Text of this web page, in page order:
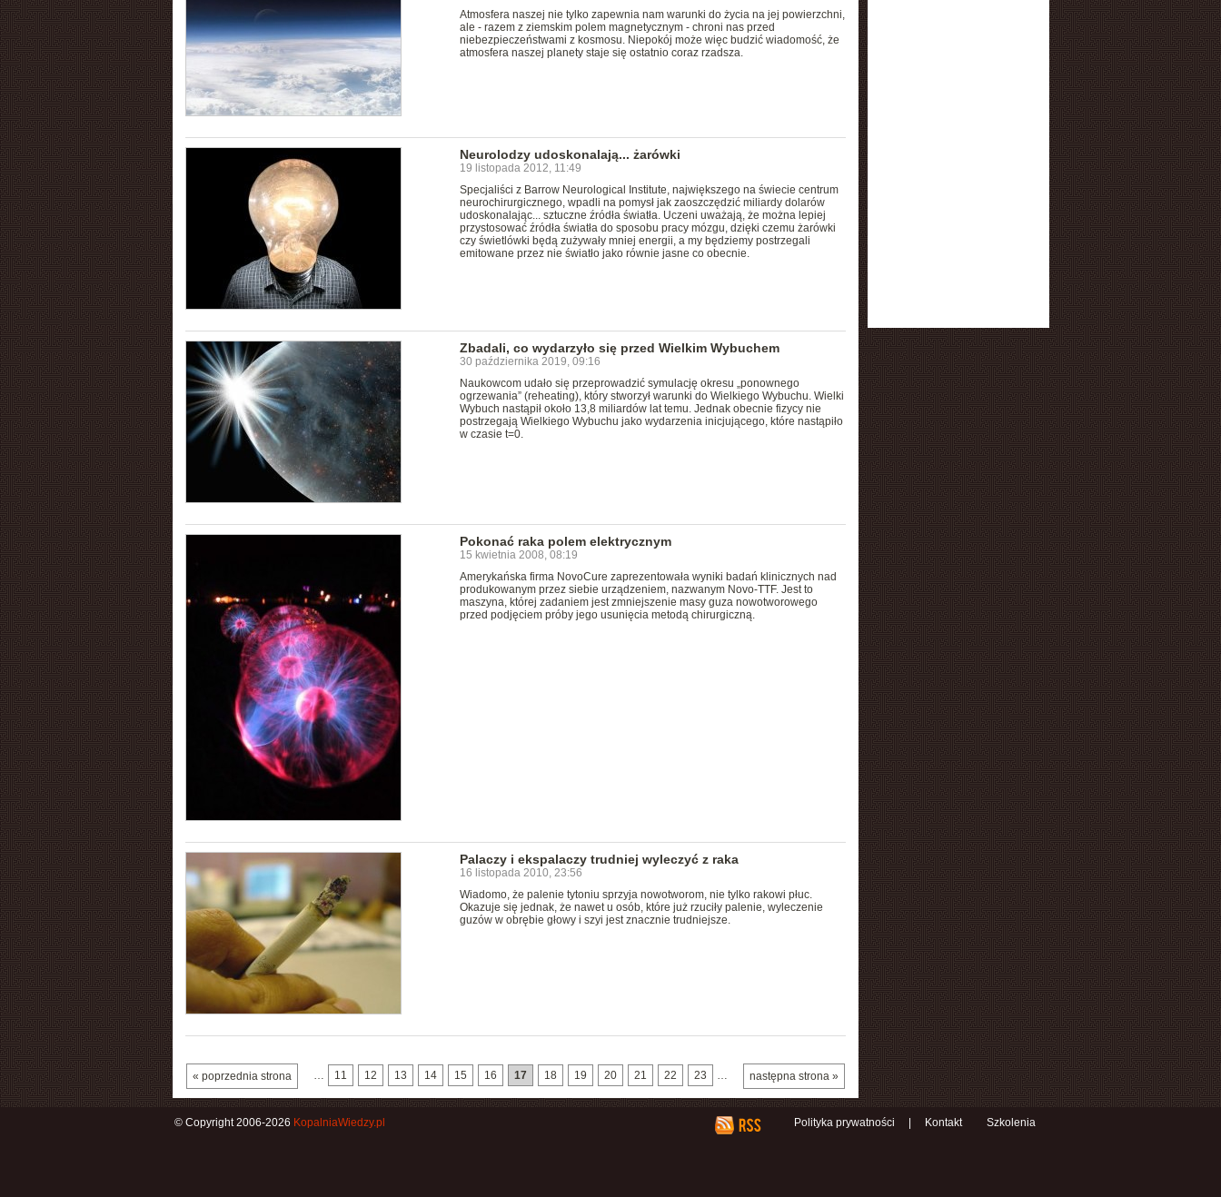
Atmosfera naszej nie tylko zapewnia nam warunki do życia na jej powierzchni,
ale - razem z ziemskim polem magnetycznym - chroni nas przed
niebezpieczeństwami z kosmosu. Niepokój może więc budzić wiadomość, że
atmosfera naszej planety staje się ostatnio coraz rzadsza.
Neurolodzy udoskonalają... żarówki
19 listopada 2012, 11:49
Specjaliści z Barrow Neurological Institute, największego na świecie centrum
neurochirurgicznego, wpadli na pomysł jak zaoszczędzić miliardy dolarów
udoskonalając... sztuczne źródła światła. Uczeni uważają, że można lepiej
przystosować źródła światła do sposobu pracy mózgu, dzięki czemu żarówki
czy świetlówki będą zużywały mniej energii, a my będziemy postrzegali
emitowane przez nie światło jako równie jasne co obecnie.
Zbadali, co wydarzyło się przed Wielkim Wybuchem
30 października 2019, 09:16
Naukowcom udało się przeprowadzić symulację okresu „ponownego
ogrzewania” (reheating), który stworzył warunki do Wielkiego Wybuchu. Wielki
Wybuch nastąpił około 13,8 miliardów lat temu. Jednak obecnie fizycy nie
postrzegają Wielkiego Wybuchu jako wydarzenia inicjującego, które nastąpiło
w czasie t=0.
Pokonać raka polem elektrycznym
15 kwietnia 2008, 08:19
Amerykańska firma NovoCure zaprezentowała wyniki badań klinicznych nad
produkowanym przez siebie urządzeniem, nazwanym Novo-TTF. Jest to
maszyna, której zadaniem jest zmniejszenie masy guza nowotworowego
przed podjęciem próby jego usunięcia metodą chirurgiczną.
Palaczy i ekspalaczy trudniej wyleczyć z raka
16 listopada 2010, 23:56
Wiadomo, że palenie tytoniu sprzyja nowotworom, nie tylko rakowi płuc.
Okazuje się jednak, że nawet u osób, które już rzuciły palenie, wyleczenie
guzów w obrębie głowy i szyi jest znacznie trudniejsze.
« poprzednia strona następna strona »
… 11 12 13 14 15 16 17 18 19 20 21 22 23 …
Polityka prywatności Kontakt Szkolenia
© Copyright 2006-2026 KopalniaWiedzy.pl